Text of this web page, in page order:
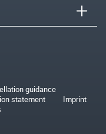
guidance
statement
Imprint